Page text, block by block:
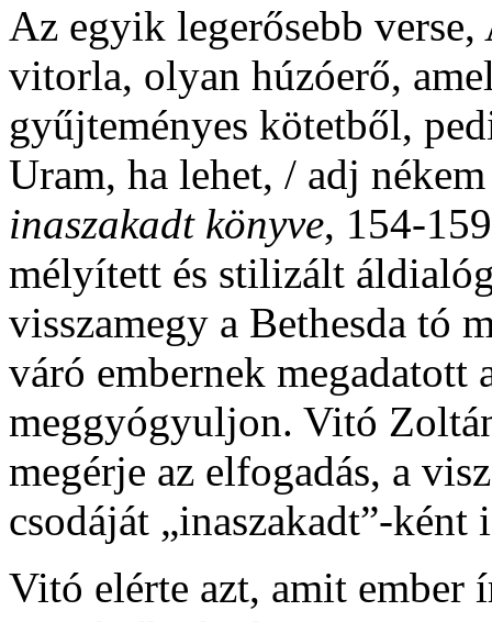
Az egyik legerősebb
vitorla, olyan húzóerő,
gyűjteményes kötetből,
Uram, ha lehet, / adj
inaszakadt könyve, 154-
mélyített és stilizált
visszamegy a Bethesda tó
váró embernek megadatott
meggyógyuljon. Vitó
megérje az elfogadás, a
csodáját „inaszakadt”-ként
Vitó elérte azt, amit ember